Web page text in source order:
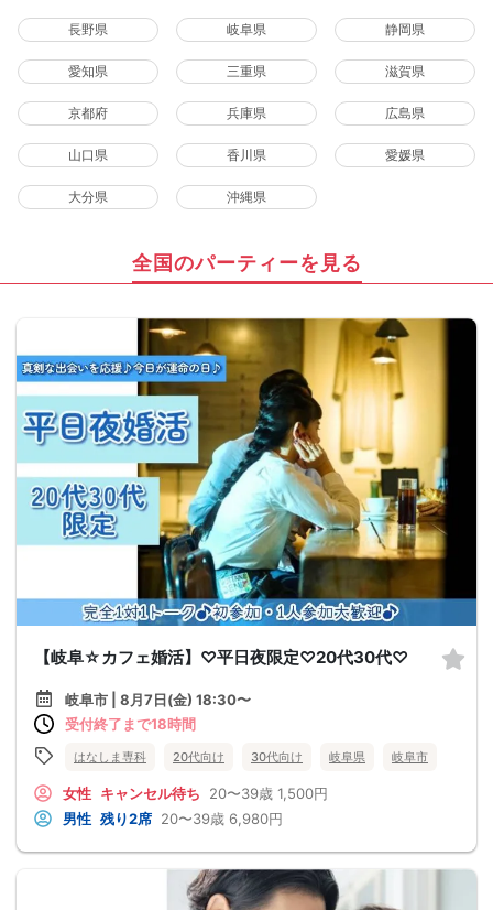
長野県 岐阜県 静岡県
愛知県 三重県 滋賀県
京都府 兵庫県 広島県
山口県 香川県 愛媛県
大分県 沖縄県
全国のパーティーを見る
【岐阜☆カフェ婚活】♡平日夜限定♡20代30代♡
岐阜市 | 8月7日(金) 18:30〜
受付終了まで18時間
はなしま専科 20代向け 30代向け 岐阜県 岐阜市
女性 キャンセル待ち 20〜39歳 1,500円
男性 残り2席 20〜39歳 6,980円